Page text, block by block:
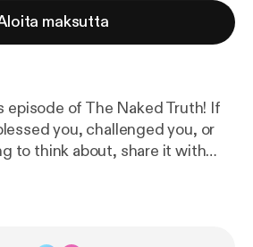
maksutta
episode of The Naked Truth! If
you, challenged you, or
to think about, share it with
never miss a moment of truth